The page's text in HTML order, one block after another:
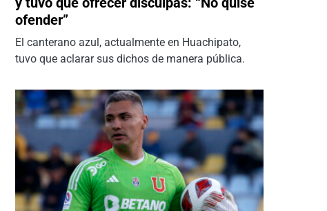
ofender”
El canterano azul, actualmente en Huachipato,
tuvo que aclarar sus dichos de manera pública.